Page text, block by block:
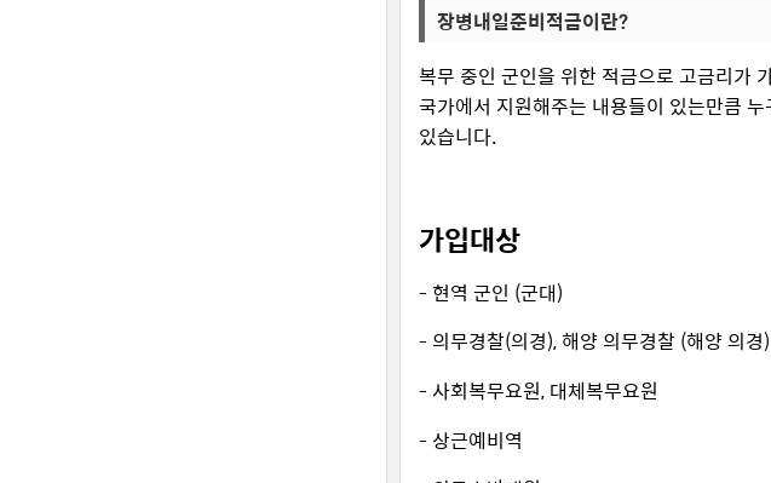
장병내일준비적금이란?
복무 중인 군인을 위한 적금으로 고금리가
국가에서 지원해주는 내용들이 있는만큼
있습니다.
가입대상
- 현역 군인 (군대)
- 의무경찰(의경), 해양 의무경찰 (해양 의경)
- 사회복무요원, 대체복무요원
- 상근예비역